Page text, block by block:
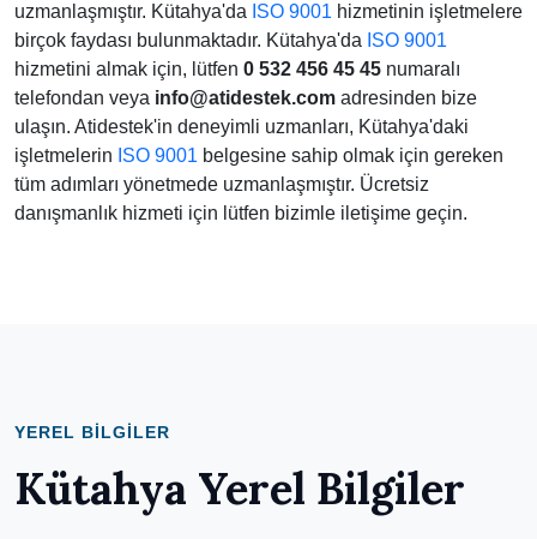
uzmanlaşmıştır. Kütahya'da ISO 9001 hizmetinin işletmelere
birçok faydası bulunmaktadır. Kütahya'da ISO 9001
hizmetini almak için, lütfen 0 532 456 45 45 numaralı
telefondan veya info@atidestek.com adresinden bize
ulaşın. Atidestek'in deneyimli uzmanları, Kütahya'daki
işletmelerin ISO 9001 belgesine sahip olmak için gereken
tüm adımları yönetmede uzmanlaşmıştır. Ücretsiz
danışmanlık hizmeti için lütfen bizimle iletişime geçin.
YEREL BILGILER
Kütahya Yerel Bilgiler